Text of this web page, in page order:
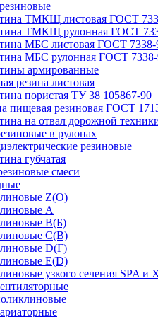
ТМКЩ листовая ГОСТ
ТМКЩ рулонная ГОСТ
МБС листовая ГОСТ 7338-
МБС рулонная ГОСТ
армированные
резина листовая
пористая ТУ 38 105867-90
пищевая резиновая ГОСТ
на отвал дорожной
в рулонах
резиновые
губчатая
смеси
Z(О)
A
B(Б)
C(В)
D(Г)
Е(D)
узкого сечения SPA и